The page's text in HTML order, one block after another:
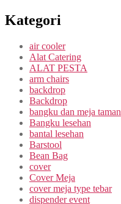
Kategori
air cooler
Alat Catering
ALAT PESTA
arm chairs
backdrop
Backdrop
bangku dan meja taman
Bangku lesehan
bantal lesehan
Barstool
Bean Bag
cover
Cover Meja
cover meja type tebar
dispender event